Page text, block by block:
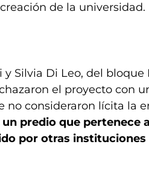
de la universidad.
Silvia Di Leo, del bloque
el proyecto con
consideraron lícita la
un predio que pertenece
por otras instituciones